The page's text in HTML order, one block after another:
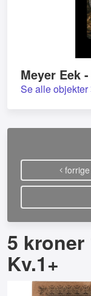
Meyer Eek
Se alle objekter
forrige
5 kroner
Kv.1+